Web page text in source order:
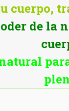
cuerpo,
de la